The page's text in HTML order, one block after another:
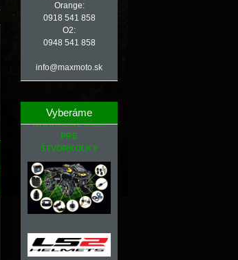
Orange:
0918 541 858
O2:
0948 541 858
info@maxmoto.sk
Vyberáme
NÁHRADNÉ DIELY
PRE
ŠTVORKOLKY